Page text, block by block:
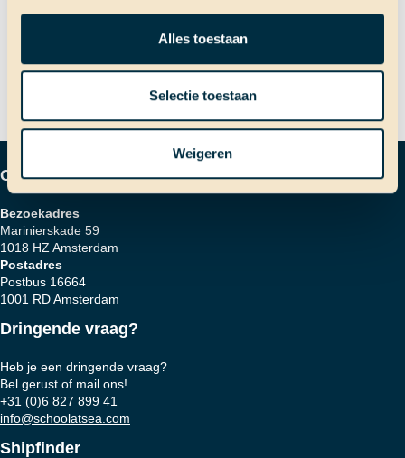
Alles toestaan
Selectie toestaan
Weigeren
navigatie
Contactgegevens
Bezoekadres
Marinierskade 59
1018 HZ Amsterdam
Postadres
Postbus 16664
1001 RD Amsterdam
Dringende vraag?
Heb je een dringende vraag?
Bel gerust of mail ons!
+31 (0)6 827 899 41
info@schoolatsea.com
Shipfinder